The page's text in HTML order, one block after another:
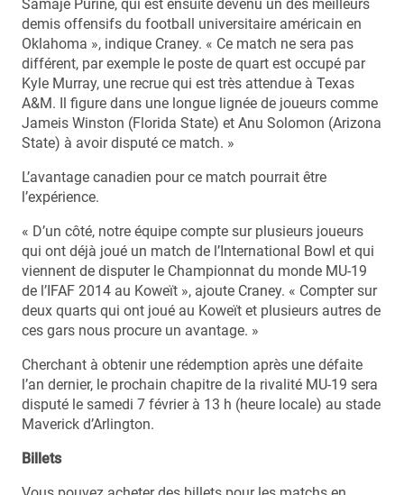
Samaje Purine, qui est ensuite devenu un des meilleurs
demis offensifs du football universitaire américain en
Oklahoma », indique Craney. « Ce match ne sera pas
différent, par exemple le poste de quart est occupé par
Kyle Murray, une recrue qui est très attendue à Texas
A&M. Il figure dans une longue lignée de joueurs comme
Jameis Winston (Florida State) et Anu Solomon (Arizona
State) à avoir disputé ce match. »
L’avantage canadien pour ce match pourrait être
l’expérience.
« D’un côté, notre équipe compte sur plusieurs joueurs
qui ont déjà joué un match de l’International Bowl et qui
viennent de disputer le Championnat du monde MU-19
de l’IFAF 2014 au Koweït », ajoute Craney. « Compter sur
deux quarts qui ont joué au Koweït et plusieurs autres de
ces gars nous procure un avantage. »
Cherchant à obtenir une rédemption après une défaite
l’an dernier, le prochain chapitre de la rivalité MU-19 sera
disputé le samedi 7 février à 13 h (heure locale) au stade
Maverick d’Arlington.
Billets